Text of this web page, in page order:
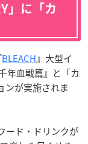
」に「カ
BLEACH』大型イ
年血戦篇』と「カ
ンが実施されま
ード・ドリンクが